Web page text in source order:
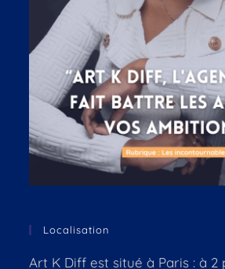
Localisation
Art K Diff est situé à Paris : à 2